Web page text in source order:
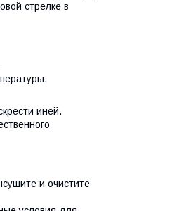
стрелке в
иней.
и очистите